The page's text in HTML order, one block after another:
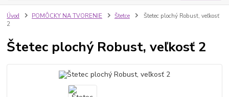
Úvod POMÔCKY NA TVORENIE Štetce
Štetec plochý Robust, veľkosť
2
Štetec plochý Robust, veľkosť 2